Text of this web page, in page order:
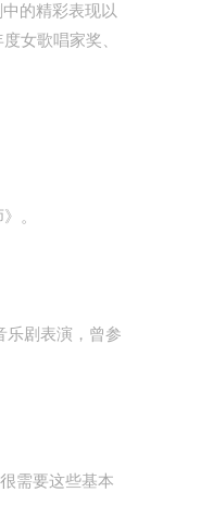
的精彩表现以
女歌唱家奖、
。
乐剧表演，曾参
需要这些基本